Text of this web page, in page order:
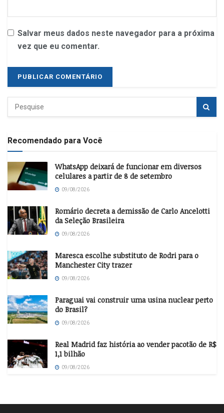
Salvar meus dados neste navegador para a próxima
vez que eu comentar.
Recomendado para Você
WhatsApp deixará de funcionar em diversos
celulares a partir de 8 de setembro
09/08/2026
Romário decreta a demissão de Carlo Ancelotti
da Seleção Brasileira
09/08/2026
Maresca escolhe substituto de Rodri para o
Manchester City trazer
09/08/2026
Paraguai vai construir uma usina nuclear perto
do Brasil?
09/08/2026
Real Madrid faz história ao vender pacotão de R$
1,1 bilhão
09/08/2026